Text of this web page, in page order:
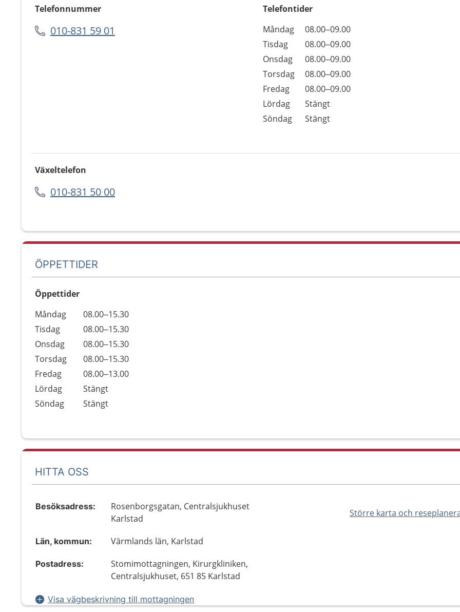
Telefonnummer
010-831 59 01
Telefontider
Dag
Öppettider
Kommentarer
Måndag
08.00–09.00
Tisdag
08.00–09.00
Onsdag
08.00–09.00
Torsdag
08.00–09.00
Fredag
08.00–09.00
Lördag
Stängt
Söndag
Stängt
Växeltelefon
010-831 50 00
ÖPPETTIDER
Öppettider
Dag
Öppettider
Kommentarer
Måndag
08.00–15.30
Tisdag
08.00–15.30
Onsdag
08.00–15.30
Torsdag
08.00–15.30
Fredag
08.00–13.00
Lördag
Stängt
Söndag
Stängt
HITTA OSS
Större karta och
Besöksadress:
Rosenborgsgatan, Centralsjukhuset
Karlstad
Län, kommun: Värmlands län, Karlstad
Postadress:
Stomimottagningen, Kirurgkliniken,
Centralsjukhuset, 651 85 Karlstad
Visa vägbeskrivning till mottagningen